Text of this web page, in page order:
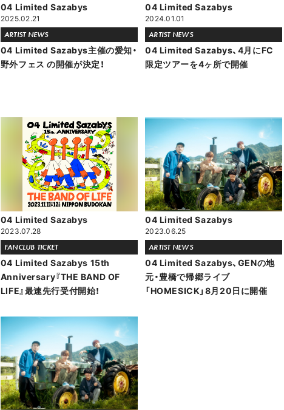
04 Limited Sazabys
2025.02.21
ARTIST NEWS
04 Limited Sazabys主催の愛知・
野外フェスの開催が決定！
04 Limited Sazabys
2024.01.01
ARTIST NEWS
04 Limited Sazabys、4月にFC
限定ツアーを4ヶ所で開催
04 Limited Sazabys
2023.07.28
FANCLUB TICKET
04 Limited Sazabys 15th
Anniversary『THE BAND OF
LIFE』最速先行受付開始！
04 Limited Sazabys
2023.06.25
ARTIST NEWS
04 Limited Sazabys、GENの地
元・豊橋で帰郷ライブ
「HOMESICK」8月20日に開催